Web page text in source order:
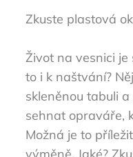
Zkuste plastová
Život na vesnici je
to i k naštvání?
skleněnou tabuli
sehnat opraváře,
Možná je to